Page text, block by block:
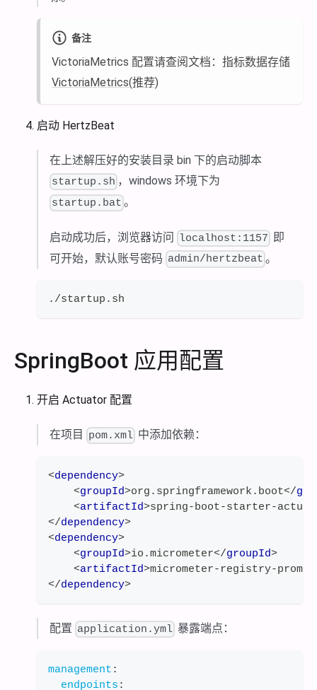
备注
VictoriaMetrics 配置请查阅文档： 指标数据存储
VictoriaMetrics(推荐)
启动 HertzBeat
在上述解压好的安装目录 bin 下的启动脚本
startup.sh ，windows 环境下为
startup.bat 。
启动成功后，浏览器访问 localhost:1157 即
可开始，默认账号密码 admin/hertzbeat 。
./startup.sh
SpringBoot 应用配置
开启 Actuator 配置
在项目 pom.xml 中添加依赖：
<dependency>
<groupId>org.springframework.boot</
<artifactId>spring-boot-starter-
</dependency>
<dependency>
<groupId>io.micrometer</groupId>
<artifactId>micrometer-registry-
</dependency>
配置 application.yml 暴露端点：
management :
endpoints :